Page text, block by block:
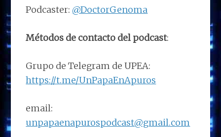
Podcaster: @DoctorGenoma
Métodos de contacto del podcast:
Grupo de Telegram de UPEA:
https://t.me/UnPapaEnApuros
email:
unpapaenapurospodcast@gmail.com